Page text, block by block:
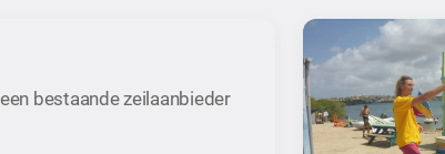
bestaande zeilaanbieder